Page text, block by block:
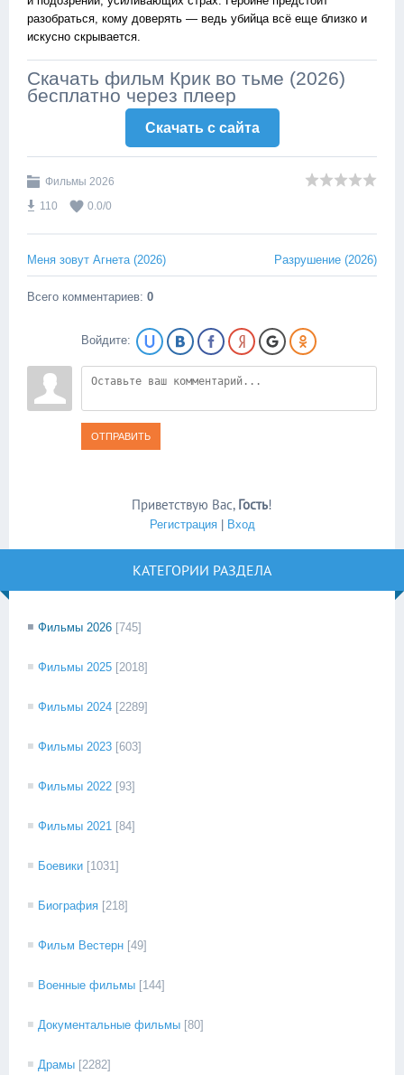
разобраться, кому доверять — ведь убийца всё еще близко и
искусно скрывается.
Скачать фильм Крик во тьме (2026)
бесплатно через плеер
Скачать c сайта
Фильмы 2026
110
0.0/0
Меня зовут Агнета (2026) Разрушение (2026)
Всего комментариев: 0
Войдите:
ОТПРАВИТЬ
Приветствую Вас, Гость!
Регистрация| Вход
КАТЕГОРИИ РАЗДЕЛА
Фильмы 2026 [745]
Фильмы 2025 [2018]
Фильмы 2024 [2289]
Фильмы 2023 [603]
Фильмы 2022 [93]
Фильмы 2021 [84]
Боевики [1031]
Биография [218]
Фильм Вестерн [49]
Военные фильмы [144]
Документальные фильмы [80]
Драмы [2282]